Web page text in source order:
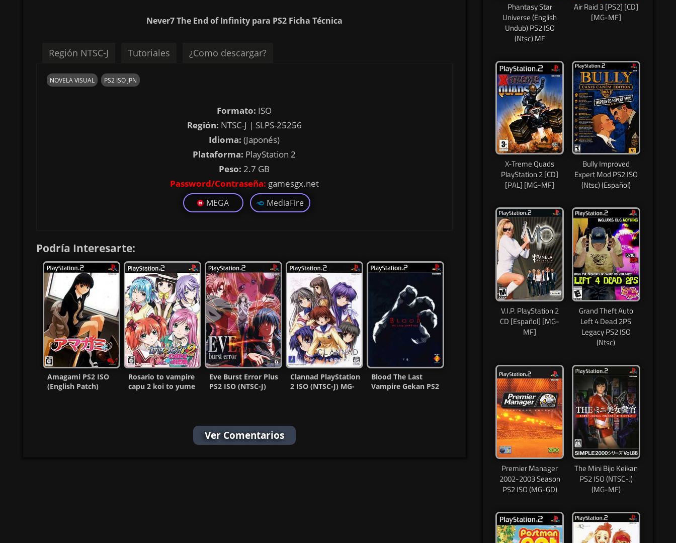
Never7 The End of Infinity para PS2 Ficha Técnica
Región NTSC-J Tutoriales ¿Como descargar?
NOVELA VISUAL PS2 ISO JPN
Formato: ISO
Región: NTSC-J | SLPS-25256
Idioma: (Japonés)
Plataforma: PlayStation 2
Peso: 2.7 GB
Password/Contraseña: gamesgx.net
MEGA MediaFire
Podría Interesarte:
Amagami PS2 ISO
(English Patch)
Rosario to vampire
capu 2 koi to yume
Eve Burst Error Plus
PS2 ISO (NTSC-J)
Clannad PlayStation
2 ISO (NTSC-J) MG-
Blood The Last
Vampire Gekan PS2
Ver Comentarios
Phantasy Star
Universe (English
Undub) PS2 ISO
(Ntsc) MF
Air Raid 3 [PS2] [CD]
[MG-MF]
X-Treme Quads
PlayStation 2 [CD]
[PAL] [MG-MF]
Bully Improved
Expert Mod PS2 ISO
(Ntsc) (Español)
V.I.P. PlayStation 2
CD [Español] [MG-
MF]
Grand Theft Auto
Left 4 Dead 2PS
Legacy PS2 ISO
(Ntsc)
Premier Manager
2002-2003 Season
PS2 ISO (MG-GD)
The Mini Bijo Keikan
PS2 ISO (NTSC-J)
(MG-MF)